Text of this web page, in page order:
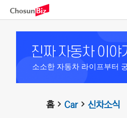
소소한 자동차 라이프부터
홈 Car 신차소식